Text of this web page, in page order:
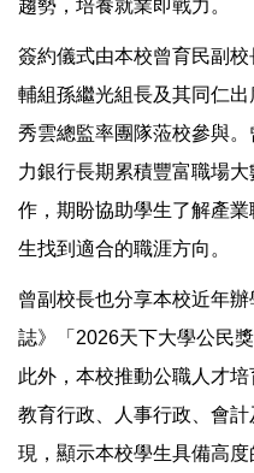
趨勢，培養就業即戰力。
簽約儀式由本校曾育民副
輔組孫繼光組長及其同仁
秀雲總監率團隊蒞校參與
力銀行長期累積豐富職場
作，期盼協助學生了解產
生找到適合的職涯方向。
曾副校長也分享本校近年
誌》「2026天下大學公民
此外，本校推動公職人才培
教育行政、人事行政、會
現，顯示本校學生具備高度